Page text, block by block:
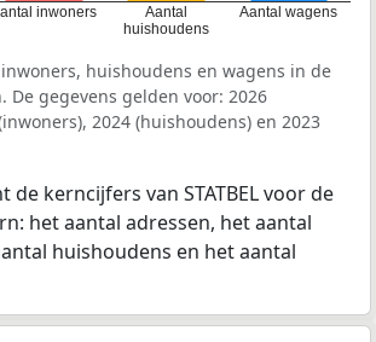
inwoners
Aantal
huishoudens
Aantal wagens
huishoudens en wagens in de
De gegevens gelden voor: 2026
2024 (huishoudens) en 2023
de kerncijfers van STATBEL voor de
het aantal adressen, het aantal
huishoudens en het aantal